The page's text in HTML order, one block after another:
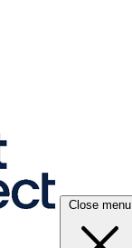
Close menu